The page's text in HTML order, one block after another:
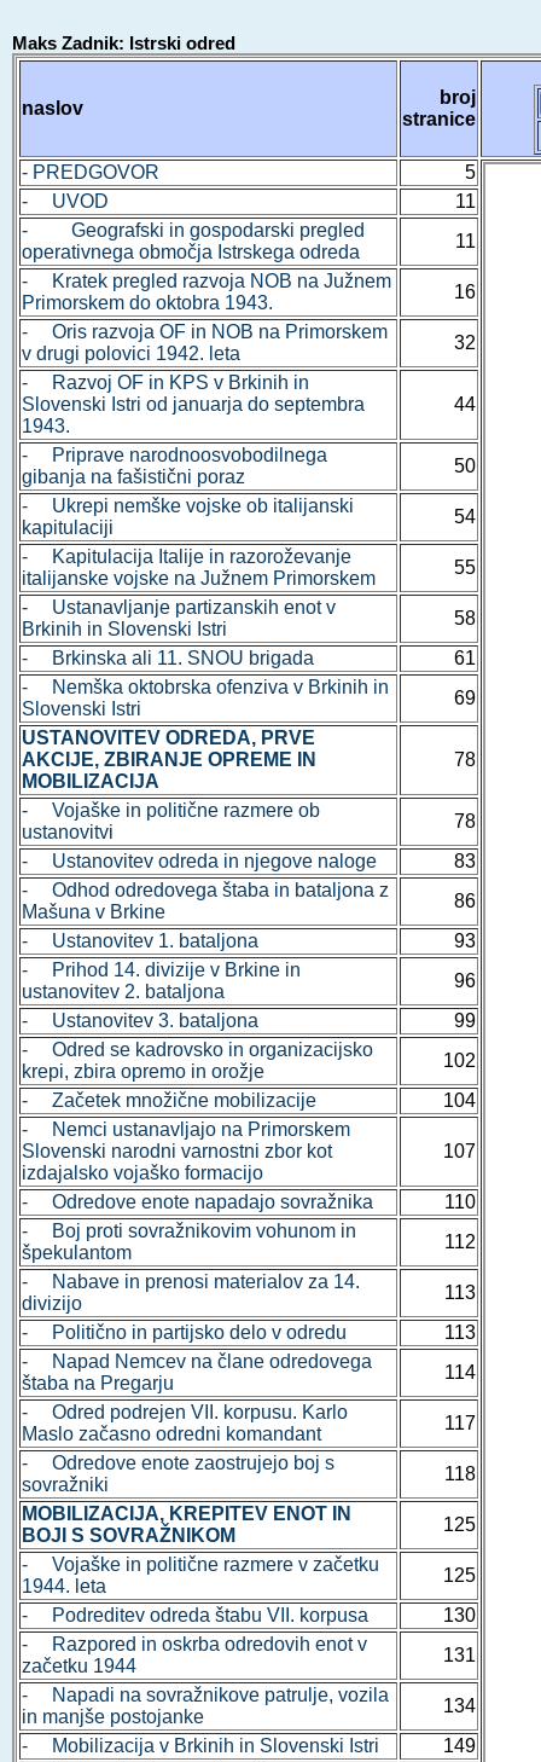
Maks Zadnik: Istrski odred
naslov
broj
stranice
- PREDGOVOR
5
- UVOD
11
- Geografski in gospodarski pregled
operativnega območja Istrskega odreda
11
- Kratek pregled razvoja NOB na Južnem
Primorskem do oktobra 1943.
16
- Oris razvoja OF in NOB na Primorskem
v drugi polovici 1942. leta
32
- Razvoj OF in KPS v Brkinih in
Slovenski Istri od januarja do septembra
1943.
44
- Priprave narodnoosvobodilnega
gibanja na fašistični poraz
50
- Ukrepi nemške vojske ob italijanski
kapitulaciji
54
- Kapitulacija Italije in razoroževanje
italijanske vojske na Južnem Primorskem
55
- Ustanavljanje partizanskih enot v
Brkinih in Slovenski Istri
58
- Brkinska ali 11. SNOU brigada
61
- Nemška oktobrska ofenziva v Brkinih in
Slovenski Istri
69
USTANOVITEV ODREDA, PRVE
AKCIJE, ZBIRANJE OPREME IN
MOBILIZACIJA
78
- Vojaške in politične razmere ob
ustanovitvi
78
- Ustanovitev odreda in njegove naloge
83
- Odhod odredovega štaba in bataljona z
Mašuna v Brkine
86
- Ustanovitev 1. bataljona
93
- Prihod 14. divizije v Brkine in
ustanovitev 2. bataljona
96
- Ustanovitev 3. bataljona
99
- Odred se kadrovsko in organizacijsko
krepi, zbira opremo in orožje
102
- Začetek množične mobilizacije
104
- Nemci ustanavljajo na Primorskem
Slovenski narodni varnostni zbor kot
izdajalsko vojaško formacijo
107
- Odredove enote napadajo sovražnika
110
- Boj proti sovražnikovim vohunom in
špekulantom
112
- Nabave in prenosi materialov za 14.
divizijo
113
- Politično in partijsko delo v odredu
113
- Napad Nemcev na člane odredovega
štaba na Pregarju
114
- Odred podrejen VII. korpusu. Karlo
Maslo začasno odredni komandant
117
- Odredove enote zaostrujejo boj s
sovražniki
118
MOBILIZACIJA, KREPITEV ENOT IN
BOJI S SOVRAŽNIKOM
125
- Vojaške in politične razmere v začetku
1944. leta
125
- Podreditev odreda štabu VII. korpusa
130
- Razpored in oskrba odredovih enot v
začetku 1944
131
- Napadi na sovražnikove patrulje, vozila
in manjše postojanke
134
- Mobilizacija v Brkinih in Slovenski Istri
149